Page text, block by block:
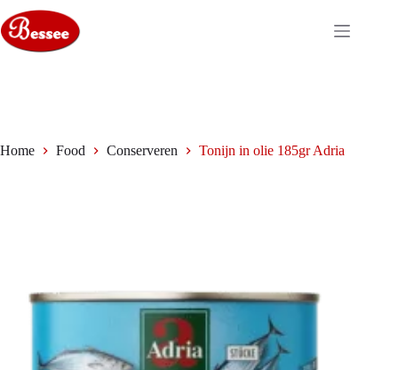
naar
de
inhoud
Home Food Conserveren Tonijn in olie 185gr Adria